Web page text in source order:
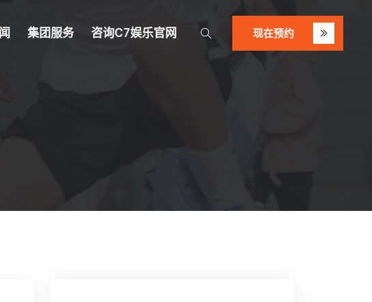
集团服务 咨询c7娱乐官网 现在预约